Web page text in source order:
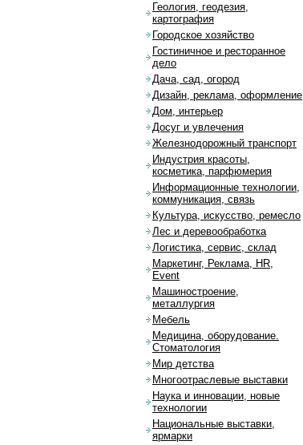
Геология, геодезия,
картография
Городское хозяйство
Гостиничное и ресторанное
дело
Дача, сад, огород
Дизайн, реклама, оформление
Дом, интерьер
Досуг и увлечения
Железнодорожный транспорт
Индустрия красоты,
косметика, парфюмерия
Информационные технологии,
коммуникация, связь
Культура, искусство, ремесло
Лес и деревообработка
Логистика, сервис, склад
Маркетинг, Реклама, HR,
Event
Машиностроение,
металлургия
Мебель
Медицина, оборудование.
Стоматология
Мир детства
Многоотраслевые выставки
Наука и инновации, новые
технологии
Национальные выставки,
ярмарки